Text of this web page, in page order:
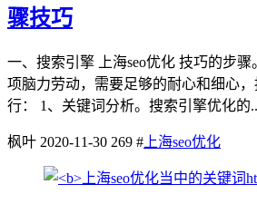
骤技巧
一、搜索引擎 上海seo优化 技巧的步
项脑力劳动，需要足够的耐心和细心
行： 1、关键词分析。搜索引擎优化的
枫叶 2020-11-30 269 # 上海seo优化